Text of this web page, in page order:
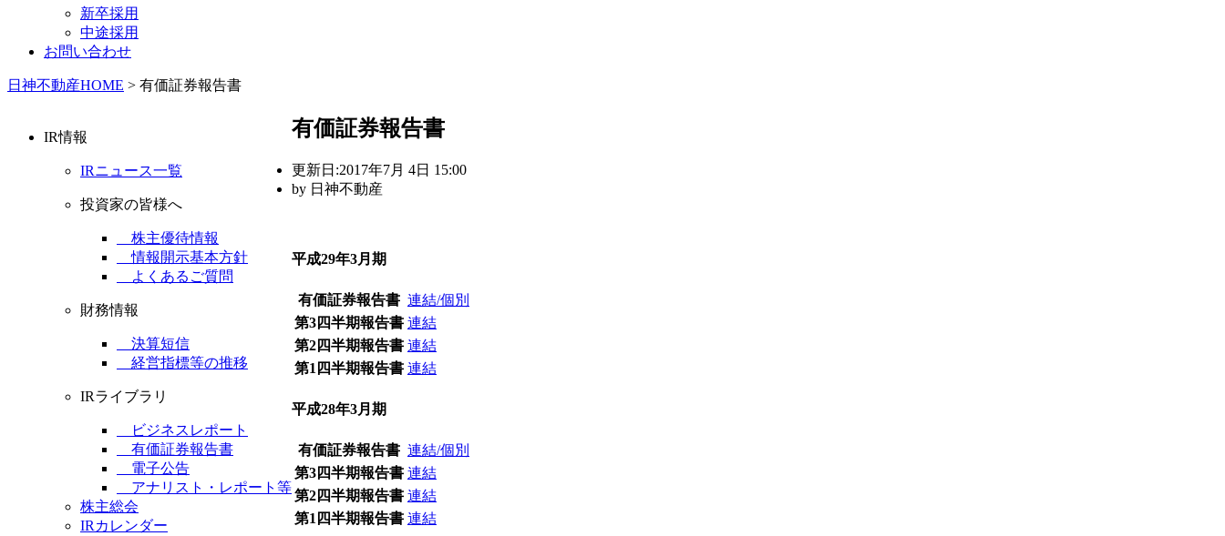
新卒採用
中途採用
お問い合わせ
日神不動産HOME > 有価証券報告書
IR情報
IRニュース一覧
投資家の皆様へ
株主優待情報
情報開示基本方針
よくあるご質問
財務情報
決算短信
経営指標等の推移
IRライブラリ
ビジネスレポート
有価証券報告書
電子公告
アナリスト・レポート等
株主総会
IRカレンダー
有価証券報告書
更新日:2017年7月 4日 15:00
by 日神不動産
平成29年3月期
有価証券報告書 連結/個別
第3四半期報告書 連結
第2四半期報告書 連結
第1四半期報告書 連結
平成28年3月期
有価証券報告書 連結/個別
第3四半期報告書 連結
第2四半期報告書 連結
第1四半期報告書 連結